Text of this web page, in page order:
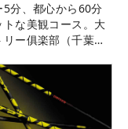
5分、都心から60分
トな美観コース。大
リー俱楽部（千葉